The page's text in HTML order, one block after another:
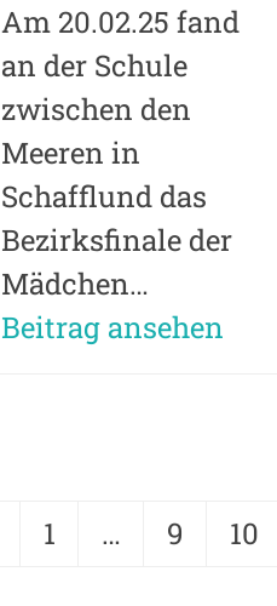
Am 20.02.25 fand
an der Schule
zwischen den
Meeren in
Schafflund das
Bezirksfinale der
Mädchen…
Beitrag ansehen
Vorheriger
Seite
1 … Seite
9 Seite
10